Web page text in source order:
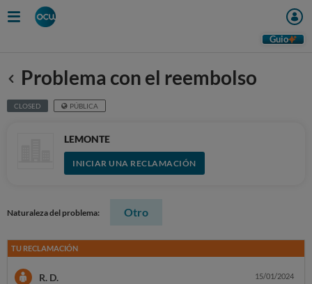
Guio
Anterior
Problema con el reembolso
CLOSED PÚBLICA
LEMONTE
INICIAR UNA RECLAMACIÓN
Naturaleza del problema: Otro
TU RECLAMACIÓN
R. D. 15/01/2024